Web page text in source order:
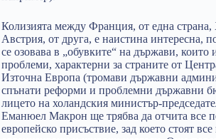
Колизията между Франция, от една страна,
Австрия, от друга, е наистина интересна,
се озовава в „обувките“ на държави, които
проблеми, характерни за страните от
Източна Европа (тромави държавни
спънати реформи и проблемни държавни
лицето на холандския министър-
Еманюел Макрон ще трябва да отчита все
европейско присъствие, зад което стоят